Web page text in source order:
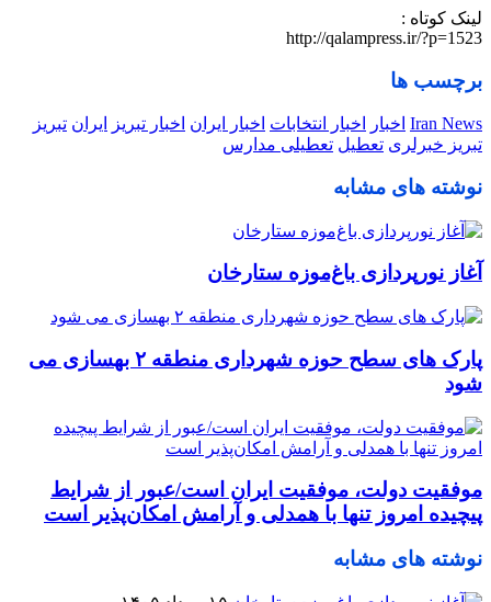
لینک کوتاه :
http://qalampress.ir/?p=1523
برچسب ها
Iran News اخبار اخبار انتخابات اخبار ایران اخبار تبریز ایران تبریز
تبریز خبرلری تعطیل تعطیلی مدارس
نوشته های مشابه
آغاز نورپردازی باغ‌موزه ستارخان
پارک های سطح حوزه شهرداری منطقه ۲ بهسازی می
شود
موفقیت دولت، موفقیت ایران است/عبور از شرایط
پیچیده امروز تنها با همدلی و آرامش امکان‌پذیر است
نوشته های مشابه